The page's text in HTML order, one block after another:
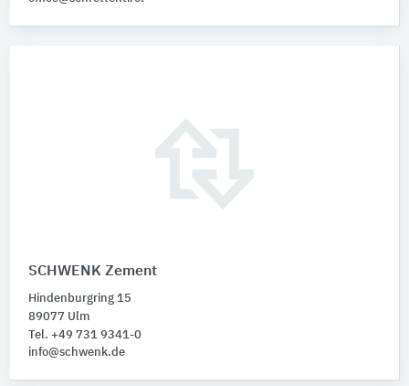
SCHWENK Zement
Hindenburgring 15
89077 Ulm
Tel. +49 731 9341-0
info@schwenk.de